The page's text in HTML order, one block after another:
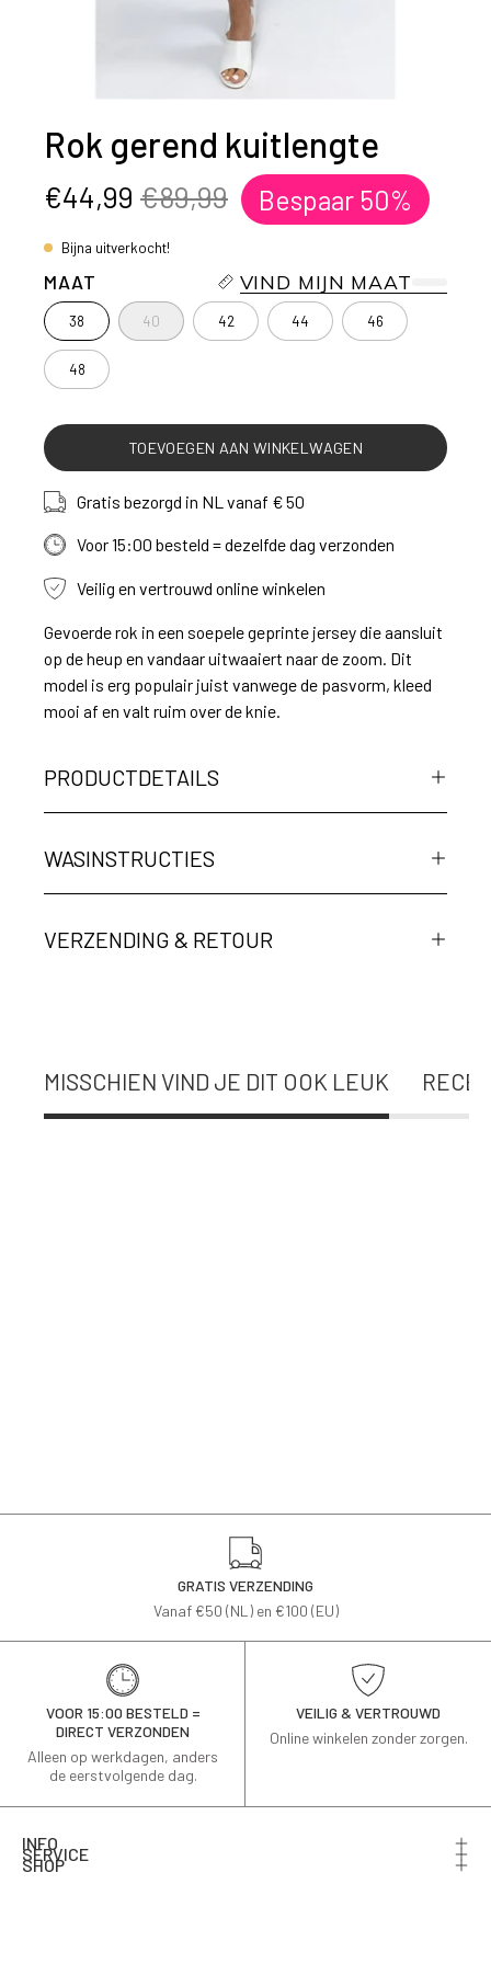
Rok gerend kuitlengte
€44,99 €89,99 Bespaar 50%
Bijna uitverkocht!
MAAT VIND MIJN MAAT
38 40 42 44 46
48
TOEVOEGEN AAN WINKELWAGEN
Gratis bezorgd in NL vanaf € 50
Voor 15:00 besteld = dezelfde dag verzonden
Veilig en vertrouwd online winkelen
Gevoerde rok in een soepele geprinte jersey die aansluit
op de heup en vandaar uitwaaiert naar de zoom. Dit
model is erg populair juist vanwege de pasvorm, kleed
mooi af en valt ruim over de knie.
PRODUCTDETAILS
WASINSTRUCTIES
VERZENDING & RETOUR
MISSCHIEN VIND JE DIT OOK LEUK
GRATIS VERZENDING
Vanaf €50 (NL) en €100 (EU)
VOOR 15:00 BESTELD =
DIRECT VERZONDEN
Alleen op werkdagen, anders
de eerstvolgende dag.
VEILIG & VERTROUWD
Online winkelen zonder zorgen.
INFO
SERVICE
SHOP